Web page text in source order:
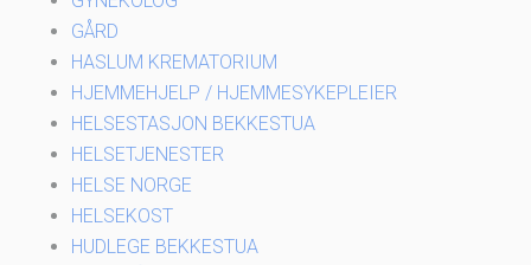
GÅRD
HASLUM KREMATORIUM
HJEMMEHJELP / HJEMMESYKEPLEIER
HELSESTASJON BEKKESTUA
HELSETJENESTER
HELSE NORGE
HELSEKOST
HUDLEGE BEKKESTUA